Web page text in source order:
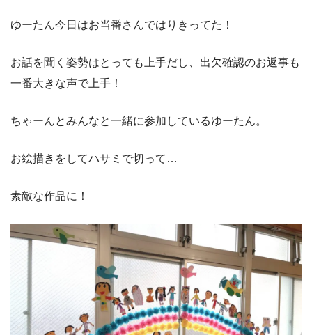
ゆーたん今日はお当番さんではりきってた！
お話を聞く姿勢はとっても上手だし、出欠確認のお返事も
一番大きな声で上手！
ちゃーんとみんなと一緒に参加しているゆーたん。
お絵描きをしてハサミで切って…
素敵な作品に！